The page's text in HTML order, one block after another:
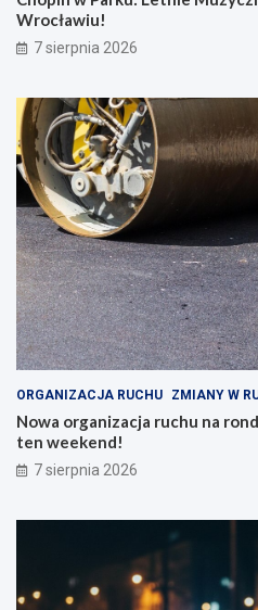
Wrocławiu!
7 sierpnia 2026
ORGANIZACJA RUCHU ZMIANY W
Nowa organizacja ruchu na
ten weekend!
7 sierpnia 2026